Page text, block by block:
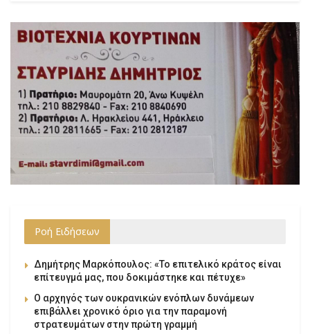
Ροή Ειδήσεων
Δημήτρης Μαρκόπουλος: «Το επιτελικό κράτος είναι
επίτευγμά μας, που δοκιμάστηκε και πέτυχε»
Ο αρχηγός των ουκρανικών ενόπλων δυνάμεων
επιβάλλει χρονικό όριο για την παραμονή
στρατευμάτων στην πρώτη γραμμή